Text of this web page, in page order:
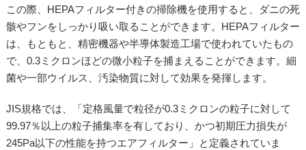
この際、HEPAフィルター付きの掃除機を使用すると、ダニの死
骸やフンをしっかり吸い取ることができます。HEPAフィルター
は、もともと、精密機器や半導体製造工場で使われていたもの
で、0.3ミクロンほどの微小粒子を捕まえることができます。細
菌や一部ウイルス、汚染物質に対して効果を発揮します。
JIS規格では、「定格風量で粒径が0.3ミクロンの粒子に対して
99.97％以上の粒子捕集率を有しており、かつ初期圧力損失が
245Pa以下の性能を持つエアフィルター」と定義されていま